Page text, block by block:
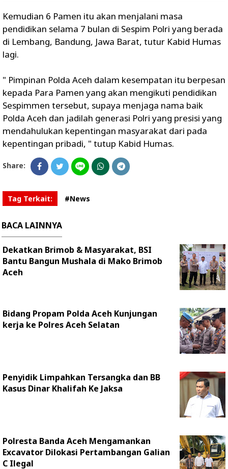
Kemudian 6 Pamen itu akan menjalani masa
pendidikan selama 7 bulan di Sespim Polri yang berada
di Lembang, Bandung, Jawa Barat, tutur Kabid Humas
lagi.
" Pimpinan Polda Aceh dalam kesempatan itu berpesan
kepada Para Pamen yang akan mengikuti pendidikan
Sespimmen tersebut, supaya menjaga nama baik
Polda Aceh dan jadilah generasi Polri yang presisi yang
mendahulukan kepentingan masyarakat dari pada
kepentingan pribadi, " tutup Kabid Humas.
Share:
Tag Terkait: #News
BACA LAINNYA
Dekatkan Brimob & Masyarakat, BSI
Bantu Bangun Mushala di Mako Brimob
Aceh
Bidang Propam Polda Aceh Kunjungan
kerja ke Polres Aceh Selatan
Penyidik Limpahkan Tersangka dan BB
Kasus Dinar Khalifah Ke Jaksa
Polresta Banda Aceh Mengamankan
Excavator Dilokasi Pertambangan Galian
C Ilegal